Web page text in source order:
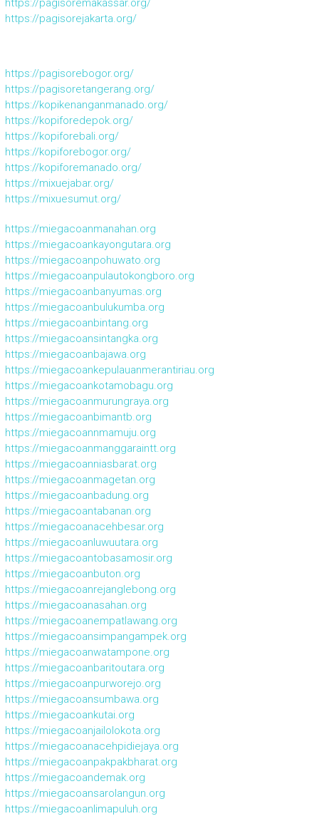
https://pagisoremakassar.org/
https://pagisorejakarta.org/
https://pagisorebogor.org/
https://pagisoretangerang.org/
https://kopikenanganmanado.org/
https://kopiforedepok.org/
https://kopiforebali.org/
https://kopiforebogor.org/
https://kopiforemanado.org/
https://mixuejabar.org/
https://mixuesumut.org/
https://miegacoanmanahan.org
https://miegacoankayongutara.org
https://miegacoanpohuwato.org
https://miegacoanpulautokongboro.org
https://miegacoanbanyumas.org
https://miegacoanbulukumba.org
https://miegacoanbintang.org
https://miegacoansintangka.org
https://miegacoanbajawa.org
https://miegacoankepulauanmerantiriau.org
https://miegacoankotamobagu.org
https://miegacoanmurungraya.org
https://miegacoanbimantb.org
https://miegacoannmamuju.org
https://miegacoanmanggaraintt.org
https://miegacoanniasbarat.org
https://miegacoanmagetan.org
https://miegacoanbadung.org
https://miegacoantabanan.org
https://miegacoanacehbesar.org
https://miegacoanluwuutara.org
https://miegacoantobasamosir.org
https://miegacoanbuton.org
https://miegacoanrejanglebong.org
https://miegacoanasahan.org
https://miegacoanempatlawang.org
https://miegacoansimpangampek.org
https://miegacoanwatampone.org
https://miegacoanbaritoutara.org
https://miegacoanpurworejo.org
https://miegacoansumbawa.org
https://miegacoankutai.org
https://miegacoanjailolokota.org
https://miegacoanacehpidiejaya.org
https://miegacoanpakpakbharat.org
https://miegacoandemak.org
https://miegacoansarolangun.org
https://miegacoanlimapuluh.org